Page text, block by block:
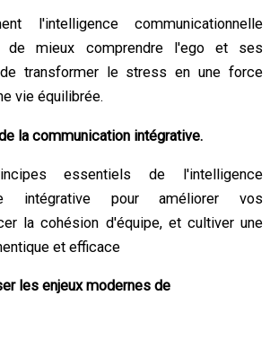
l'intelligence communicationnelle
de mieux comprendre l'ego et ses
transformer le stress en une force
vie équilibrée.
la communication intégrative.
essentiels de l'intelligence
intégrative pour améliorer vos
la cohésion d'équipe, et cultiver une
et efficace
les enjeux modernes de